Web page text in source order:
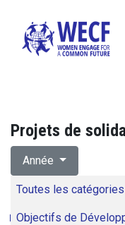
Projets de
Année
Toutes les catégories
Objectifs de